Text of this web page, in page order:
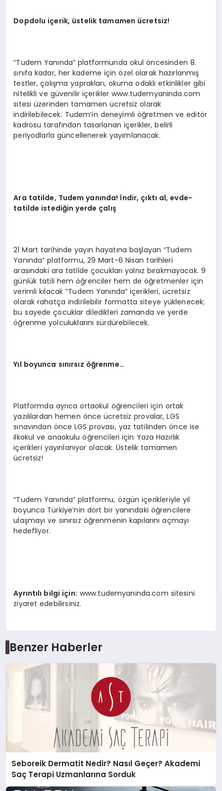
Dopdolu içerik, üstelik tamamen ücretsiz!
“Tudem Yanında” platformunda okul öncesinden 8.
sınıfa kadar, her kademe için özel olarak hazırlanmış
testler, çalışma yaprakları, okuma odaklı etkinlikler gibi
nitelikli ve güvenilir içerikler www.tudemyaninda.com
sitesi üzerinden tamamen ücretsiz olarak
indirilebilecek. Tudem’in deneyimli öğretmen ve editör
kadrosu tarafından tasarlanan içerikler, belirli
periyodlarla güncellenerek yayımlanacak.
Ara tatilde, Tudemyanında! İndir, çıktı al, evde-
tatilde istediğin yerde çalış
21 Mart tarihinde yayın hayatına başlayan “Tudem
Yanında” platformu, 29 Mart-6 Nisan tarihleri
arasındaki ara tatilde çocukları yalnız bırakmayacak. 9
günlük tatili hem öğrenciler hem de öğretmenler için
verimli kılacak “Tudem Yanında” içerikleri, ücretsiz
olarak rahatça indirilebilir formatta siteye yüklenecek;
bu sayede çocuklar diledikleri zamanda ve yerde
öğrenme yolculuklarını sürdürebilecek.
Yıl boyunca sınırsız öğrenme…
Platformda ayrıca ortaokul öğrencileri için ortak
yazılılardan hemen önce ücretsiz provalar, LGS
sınavından önce LGS provası, yaz tatilinden önce ise
ilkokul ve anaokulu öğrencileri için Yaza Hazırlık
içerikleri yayınlanıyor olacak. Üstelik tamamen
ücretsiz!
“Tudem Yanında” platformu, özgün içerikleriyle yıl
boyunca Türkiye’nin dört bir yanındaki öğrencilere
ulaşmayı ve sınırsız öğrenmenin kapılarını açmayı
hedefliyor.
Ayrıntılı bilgi için: www.tudemyaninda.com sitesini
ziyaret edebilirsiniz.
Benzer Haberler
Seboreik Dermatit Nedir? Nasıl Geçer? Akademi
Saç Terapi Uzmanlarına Sorduk